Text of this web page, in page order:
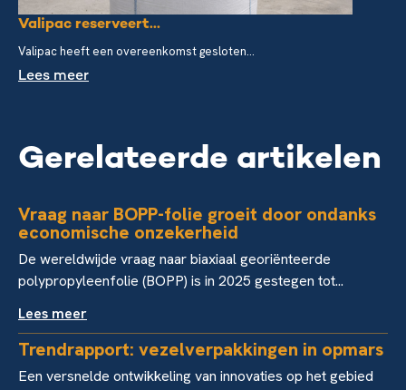
Valipac reserveert...
Valipac heeft een overeenkomst gesloten...
Lees meer
Gerelateerde artikelen
Vraag naar BOPP-folie groeit door ondanks
economische onzekerheid
De wereldwijde vraag naar biaxiaal georiënteerde
polypropyleenfolie (BOPP) is in 2025 gestegen tot...
Lees meer
Trendrapport: vezelverpakkingen in opmars
Een versnelde ontwikkeling van innovaties op het gebied